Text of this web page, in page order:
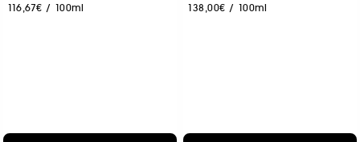
116,67€ / 100ml 138,00€ / 100ml